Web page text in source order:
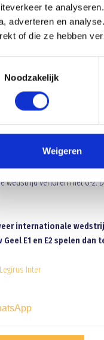
te
adverteren en
of die ze hebben
Noodzakelijk
Weigeren
wedstrijd heel erg spannend
wedstrijd verloren met 0-
internationale
E1 en E2 spelen